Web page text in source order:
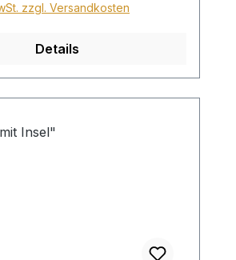
zzgl. Versandkosten
Details